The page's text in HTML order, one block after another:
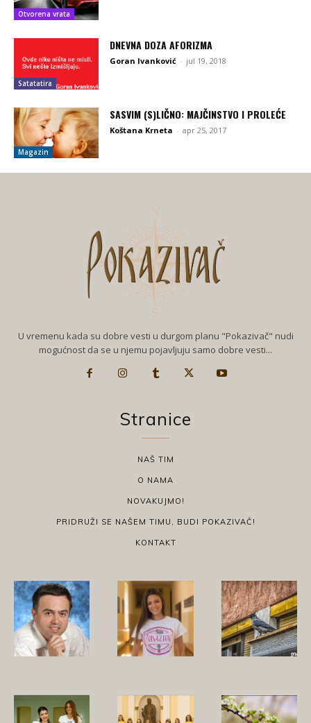
Otvorena vrata
Satatatira
DNEVNA DOZA AFORIZMA
Goran Ivanković - jul 19, 2018
Magazin
SASVIM (S)LIČNO: MAJČINSTVO I PROLEĆE
Koštana Krneta - apr 25, 2017
U vremenu kada su dobre vesti u durgom planu "Pokazivač" nudi
mogućnost da se u njemu pojavljuju samo dobre vesti...
Stranice
NAŠ TIM
O NAMA
NOVAKUJMO!
PRIDRUŽI SE NAŠEM TIMU, BUDI POKAZIVAČ!
KONTAKT